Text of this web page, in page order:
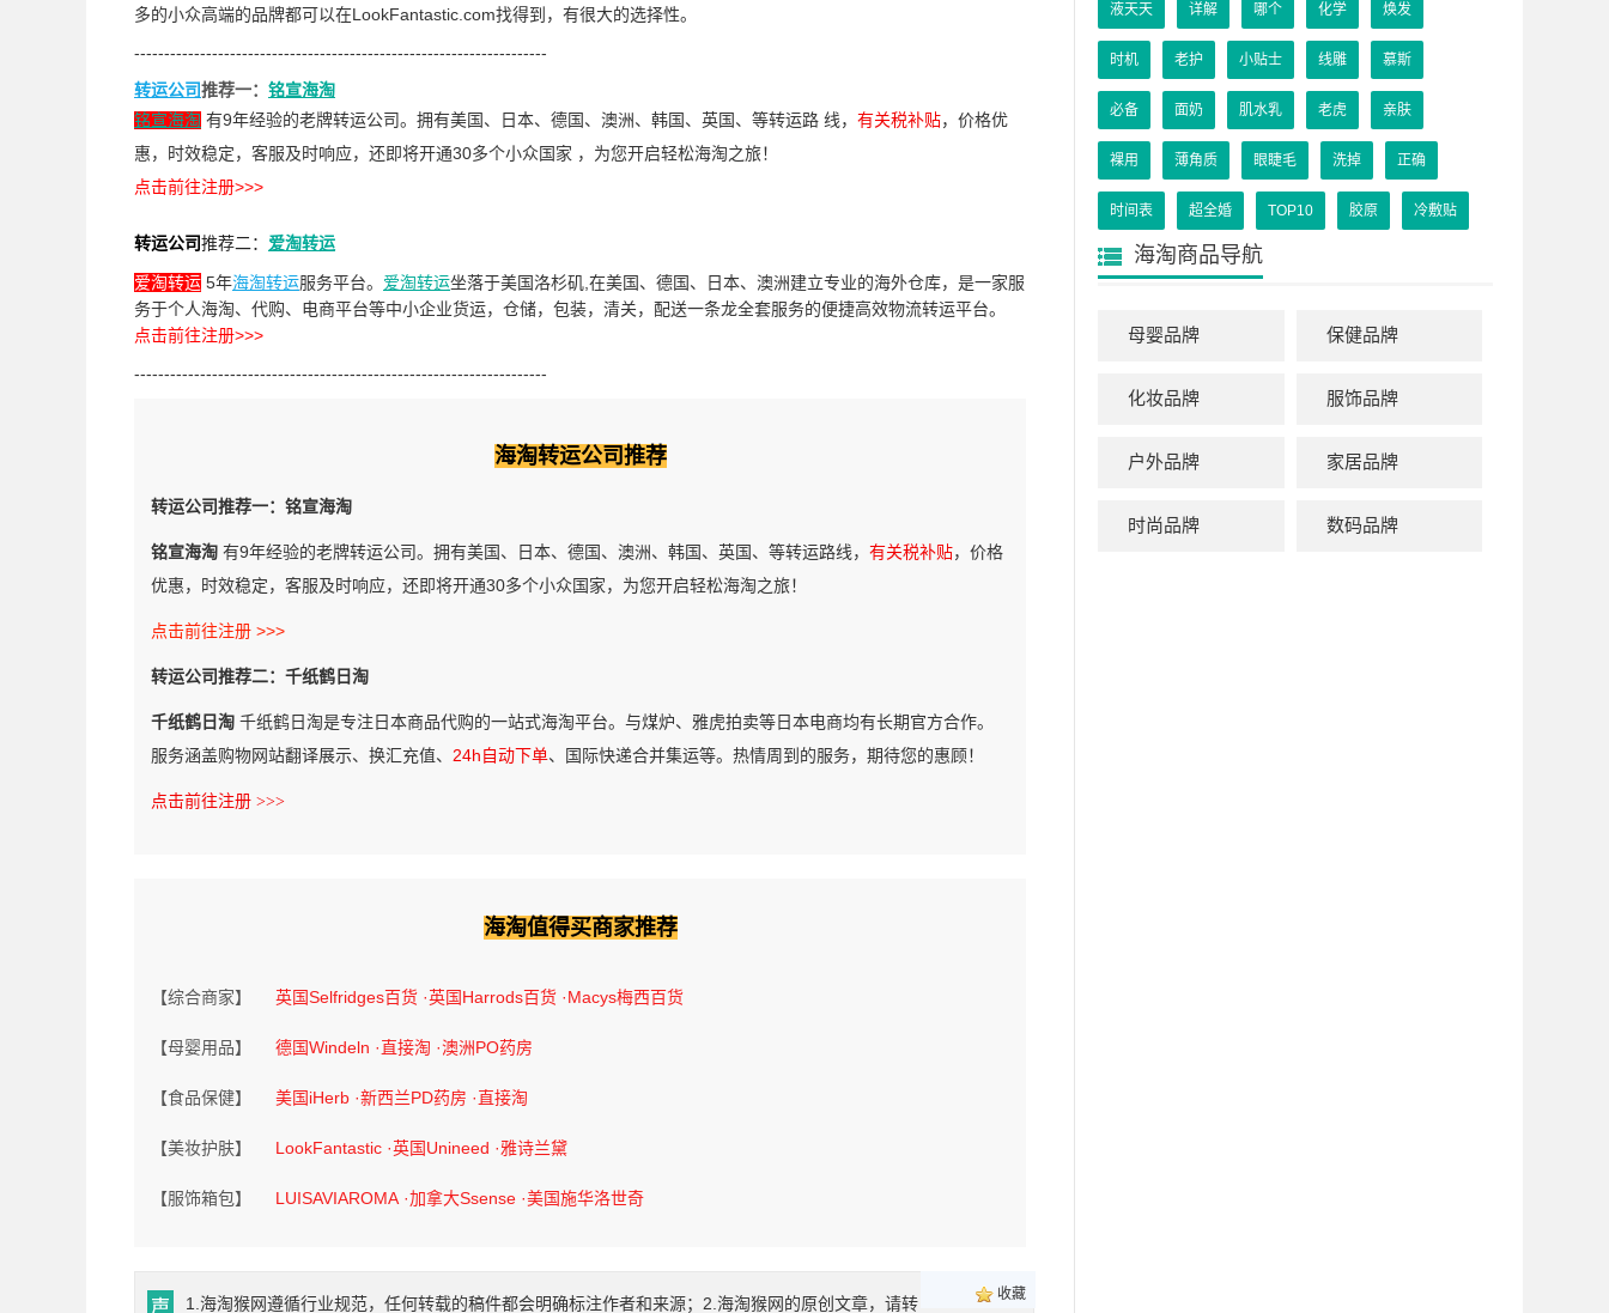
多的小众高端的品牌都可以在LookFantastic.com找得到，有很大的选择性。
---------------------------------------------------------------------
转运公司 推荐一： 铭宣海淘
铭宣海淘 有9年经验的老牌转运公司。拥有美国、日本、德国、澳洲、韩国、英国、等转运路 线， 有关税补贴，价格优
惠，时效稳定，客服及时响应，还即将开通30多个小众国家 ，为您开启轻松海淘之旅！
点击前往注册>>>
转运公司推荐二： 爱淘转运
爱淘转运 5年海淘转运服务平台。 爱淘转运坐落于美国洛杉矶,在美国、德国、日本、澳洲建立专业的海外仓库，是一家服
务于个人海淘、代购、电商平台等中小企业货运，仓储，包装，清关，配送一条龙全套服务的便捷高效物流转运平台。
点击前往注册>>>
---------------------------------------------------------------------
海淘转运公司推荐
转运公司推荐一：铭宣海淘
铭宣海淘 有9年经验的老牌转运公司。拥有美国、日本、德国、澳洲、韩国、英国、等转运路线， 有关税补贴，价格
优惠，时效稳定，客服及时响应，还即将开通30多个小众国家，为您开启轻松海淘之旅！
点击前往注册 >>>
转运公司推荐二：千纸鹤日淘
千纸鹤日淘 千纸鹤日淘是专注日本商品代购的一站式海淘平台。与煤炉、雅虎拍卖等日本电商均有长期官方合作。
服务涵盖购物网站翻译展示、换汇充值、 24h自动下单、国际快递合并集运等。热情周到的服务，期待您的惠顾！
点击前往注册 >>>
海淘值得买商家推荐
【综合商家】 英国Selfridges百货 ·英国Harrods百货 ·Macys梅西百货
【母婴用品】 德国Windeln ·直接淘 ·澳洲PO药房
【食品保健】 美国iHerb ·新西兰PD药房 ·直接淘
【美妆护肤】 LookFantastic ·英国Unineed ·雅诗兰黛
【服饰箱包】 LUISAVIAROMA ·加拿大Ssense ·美国施华洛世奇
收藏
1.海淘猴网遵循行业规范，任何转载的稿件都会明确标注作者和来源；2.海淘猴网的原创文章，请转
液天天 详解 哪个 化学 焕发
时机 老护 小贴士 线雕 慕斯
必备 面奶 肌水乳 老虎 亲肤
裸用 薄角质 眼睫毛 洗掉 正确
时间表 超全婚 TOP10 胶原 冷敷贴
海淘商品导航
母婴品牌 保健品牌
化妆品牌 服饰品牌
户外品牌 家居品牌
时尚品牌 数码品牌